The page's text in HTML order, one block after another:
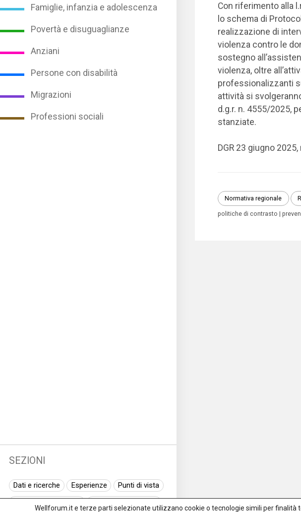
Famiglie, infanzia e adolescenza
Povertà e disuguaglianze
Anziani
Persone con disabilità
Migrazioni
Professioni sociali
SEZIONI
Dati e ricerche Esperienze
Punti di vista
Con riferimento alla
lo schema di
realizzazione di
violenza contro le
sostegno
violenza, oltre
professionalizzanti
attività si
d.g.r. n. 4555/2025,
stanziate.
DGR 23 giugno
Normativa regionale
politiche di contrasto
Wellforum.it e terze parti selezionate utilizzano cookie o tecnologie simili per finalità